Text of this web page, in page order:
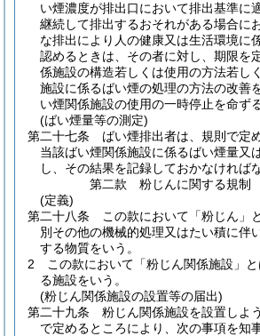
い煙濃度が排出口において排出基準に
継続して排出するおそれがある場合に
な排出により人の健康又は生活環境に
認めるときは、その者に対し、期限を
係施設の構造若しくは使用の方法若し
施設に係るばい煙の処理の方法の改善
い煙関係施設の使用の一時停止を命ず
(ばい煙量等の測定)
第二十七条
ばい煙排出者は、規則で定
当該ばい煙関係施設に係るばい煙量又
し、その結果を記録しておかなければ
第二款
粉じんに関する規制
(定義)
第二十八条
この款において「粉じん」
別その他の機械的処理又はたい積に伴
する物質をいう。
2
この款において「粉じん関係施設」と
る施設をいう。
(粉じん関係施設の設置等の届出)
第二十九条
粉じん関係施設を設置しよ
で定めるところにより、次の事項を知